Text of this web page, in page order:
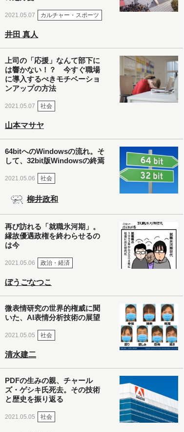
2021.05.07 カルチャー・スポーツ
井田 真人
上司の「応援」なんて部下に
は響かない！？ 今すぐ職場
に導入するべきモチベーショ
ンアップの方法
2021.05.07 社会
山本マサヤ
64bitへのWindowsの流れ。そ
して、32bit版Windowsの終焉
2021.05.06 社会
柳井政和
再び訪れる「就職氷河期」。
縁故優遇政権を終わらせるの
は今
2021.05.06 政治・経済
ぼうごなつこ
微表情研究の世界的権威に聞
いた、AI表情分析技術の展望
2021.05.05 社会
清水建二
PDFの生みの親、チャール
ズ・ゲシキ氏死去。その技術
と歴史を振り返る
2021.05.05 社会